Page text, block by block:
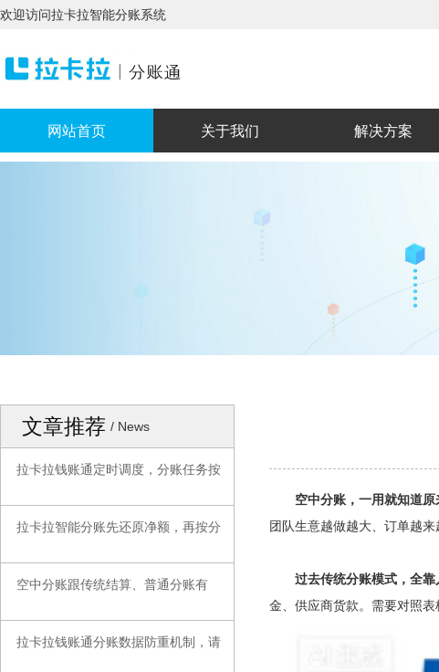
欢迎访问拉卡拉智能分账系统
网站首页 关于我们 解决方案
文章推荐 / News
拉卡拉钱账通定时调度，分账任务按
拉卡拉智能分账先还原净额，再按分
空中分账跟传统结算、普通分账有
拉卡拉钱账通分账数据防重机制，请
空中分账，一用就知道原
团队生意越做越大、订单越
过去传统分账模式，全靠
金、供应商货款。需要对照